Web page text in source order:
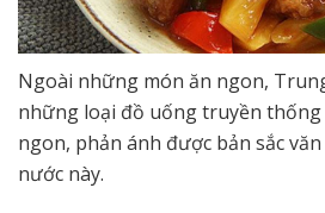
Ngoài những món ăn ngon,
những loại đồ uống truyền thống
ngon, phản ánh được bản sắc
nước này.